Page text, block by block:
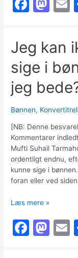
sunnah
al-
Fiṭr
F
a
e
b
o
o
k
M
a
o
d
o
ai
l
Jeg kan
sige i
jeg
Bønnen,
[NB: Denne
Kommentarer
Mufti Suhail
ordentligt endnu,
kunne sige i
foran eller ved
Jeg
ikke
alt
Læs mere »
F
a
M
a